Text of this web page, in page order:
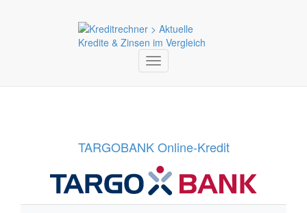
Toggle
navigation
TARGOBANK Online-Kredit